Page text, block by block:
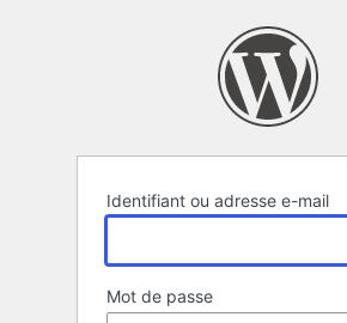
Identifiant ou adresse e-mail
Mot de passe